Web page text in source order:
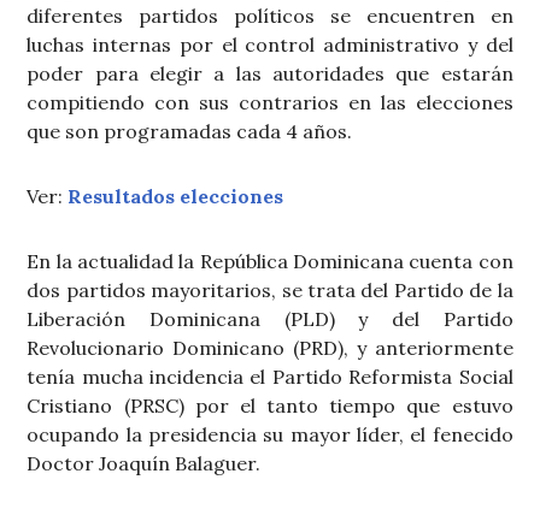
diferentes partidos políticos se encuentren en
luchas internas por el control administrativo y del
poder para elegir a las autoridades que estarán
compitiendo con sus contrarios en las elecciones
que son programadas cada 4 años.
Ver: Resultados elecciones
En la actualidad la República Dominicana cuenta con
dos partidos mayoritarios, se trata del Partido de la
Liberación Dominicana (PLD) y del Partido
Revolucionario Dominicano (PRD), y anteriormente
tenía mucha incidencia el Partido Reformista Social
Cristiano (PRSC) por el tanto tiempo que estuvo
ocupando la presidencia su mayor líder, el fenecido
Doctor Joaquín Balaguer.